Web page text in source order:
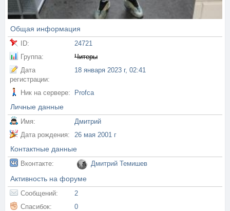
Общая информация
ID:
24721
Группа:
Читеры
Дата
регистрации:
18 января 2023 г, 02:41
Ник на сервере: Profca
Личные данные
Имя:
Дмитрий
Дата рождения:
26 мая 2001 г
Контактные данные
Вконтакте: Дмитрий Темишев
Активность на форуме
Сообщений:
2
Спасибок:
0